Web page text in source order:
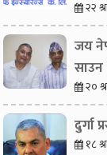
२२
जय
साउन
२०
दुर्गा
१८